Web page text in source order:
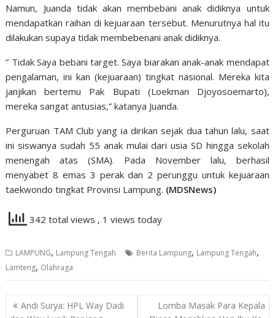
Namun, Juanda tidak akan membebani anak didiknya untuk
mendapatkan raihan di kejuaraan tersebut. Menurutnya hal itu
dilakukan supaya tidak membebenani anak didiknya.
” Tidak Saya bebani target. Saya biarakan anak-anak mendapat
pengalaman, ini kan (kejuaraan) tingkat nasional. Mereka kita
janjikan bertemu Pak Bupati (Loekman Djoyosoemarto),
mereka sangat antusias,” katanya Juanda.
Perguruan TAM Club yang ia dirikan sejak dua tahun lalu, saat
ini siswanya sudah 55 anak mulai dari usia SD hingga sekolah
menengah atas (SMA). Pada November lalu, berhasil
menyabet 8 emas 3 perak dan 2 perunggu untuk kejuaraan
taekwondo tingkat Provinsi Lampung. (MDSNews)
342 total views , 1 views today
LAMPUNG, Lampung Tengah Berita Lampung, Lampung Tengah,
Lamteng, Olahraga
Navigasi
Andi Surya: HPL Way Dadi
Lomba Masak Para Kepala